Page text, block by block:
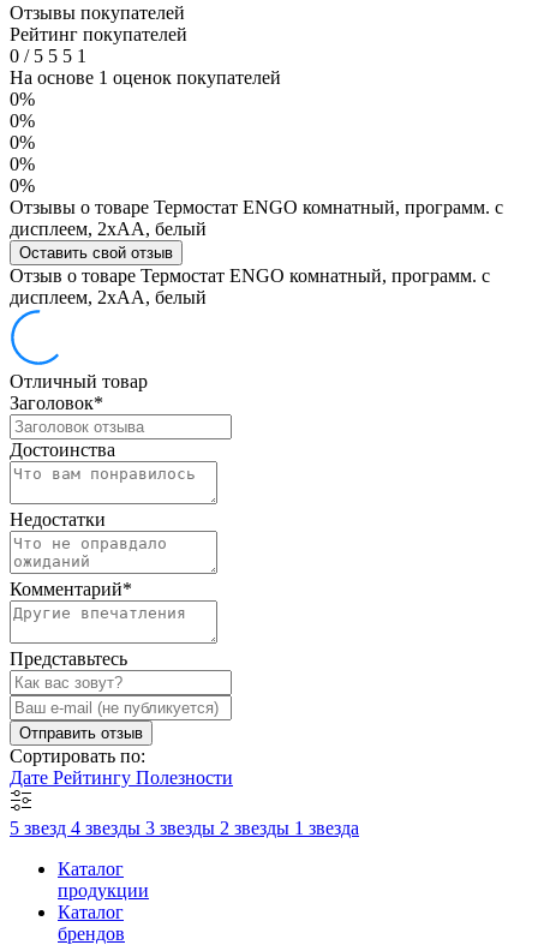
Отзывы покупателей
Рейтинг покупателей
0 /5 5 5 1
На основе 1 оценок покупателей
0%
0%
0%
0%
0%
Отзывы о товаре Термостат ENGO комнатный, программ. с
дисплеем, 2хАА, белый
Оставить свой отзыв
Отзыв о товаре Термостат ENGO комнатный, программ. с
дисплеем, 2хАА, белый
Отличный товар
Заголовок*
Достоинства
Недостатки
Комментарий*
Представьтесь
Отправить отзыв
Сортировать по:
Дате Рейтингу Полезности
5 звезд 4 звезды 3 звезды 2 звезды 1 звезда
Каталог
продукции
Каталог
брендов